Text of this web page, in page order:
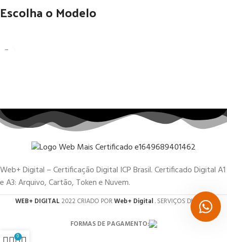
Escolha o Modelo
Web+ Digital – Certificação Digital ICP Brasil. Certificado Digital A1
e A3: Arquivo, Cartão, Token e Nuvem.
WEB+ DIGITAL 2022 CRIADO PORWeb+ Digital. SERVIÇOS DIGITAIS.
FORMAS DE PAGAMENTO:
0